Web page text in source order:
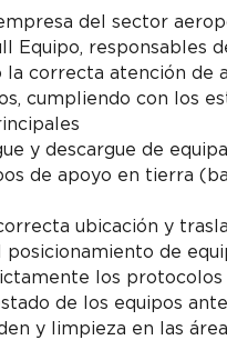
del sector
Equipo, responsables
la correcta atención de
cumpliendo con los
y descargue de
de apoyo en tierra
ubicación y
de
los protocolos
de los equipos
y limpieza en las